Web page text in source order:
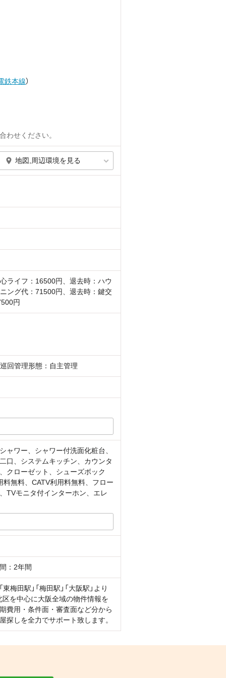
鉄本線）
わせください。
地図,周辺環境を見る
ライフ：16500円、退去時：ハウ
ング代：71500円、退去時：鍵交
円
回管理形態：自主管理
ワー、シャワー付洗面化粧台、
口、システムキッチン、カウンタ
クローゼット、シューズボック
無料、CATV利用料無料、フロー
TVモニタ付インターホン、エレ
：2年間
田駅」「梅田駅」「大阪駅」より
を中心に大阪全域の物件情報を
費用・条件面・審査面など分から
しを全力でサポート致します。